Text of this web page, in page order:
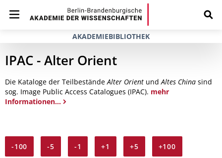
AKADEMIEBIBLIOTHEK
IPAC - Alter Orient
Die Kataloge der TeilbeständeAlter Orient undAltes China sind
sog. Image Public Access Catalogues (IPAC). mehr
Informationen...
-100 -5 -1 +1 +5 +100